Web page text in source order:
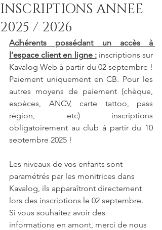
INSCRIPTIONS ANNEE
2025 / 2026
Adhérents possédant un accès à
l’espace client en ligne : inscriptions sur
Kavalog Web à partir du 02 septembre !
Paiement uniquement en CB. Pour les
autres moyens de paiement (chèque,
espèces, ANCV, carte tattoo, pass
région, etc) inscriptions
obligatoirement au club à partir du 10
septembre 2025 !
Les niveaux de vos enfants sont
paramétrés par les monitrices dans
Kavalog, ils apparaîtront directement
lors des inscriptions le 02 septembre.
Si vous souhaitez avoir des
informations en amont, merci de nous